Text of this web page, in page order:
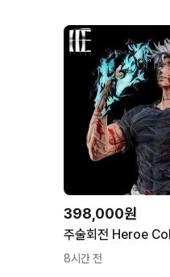
398,000원
8시간 전